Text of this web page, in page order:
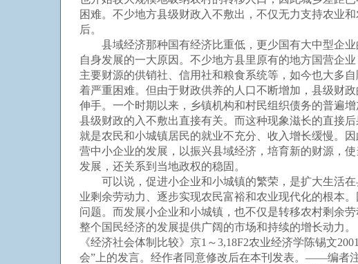
困难。不少地方县级财政入不敷出，不仅无力支持农业
后。
县域经济那种国有经济比重低，更少国有大中型企业
自身发展的一大原因。不少地方县里原有的地方国营企
主要财源的供销社、信用社和粮食系统等，如今也大多
着严重困难。但由于财政供养的人口不断增加，县级财
伸手。一个时期以来，乡镇机构和村民组织债务的普遍
县级财政的入不敷出直接有关。而这种现象滋长的直接
就是农民和小城镇居民的就业不充分、收入增长缓慢。
营中小企业的发展，以振兴县域经济，培育新的财源，
发展，还关系到当地政权的稳固。
可以说，促进小企业和小城镇的繁荣，是扩大生活在
业剩余劳动力、逐步实现农民富裕和农业现代化的根本
问题。而发展小企业和小城镇，也不仅是转移农村剩余
整个国民经济的发展提供广阔的市场和持续的增长动力。
《经济社会体制比较》京1～3,18F2农业经济学陈锡文
会”上的发言。经作者同意修改后在本刊发表。——编者